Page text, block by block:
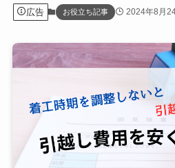
広告 お役立ち記事 2024年8月